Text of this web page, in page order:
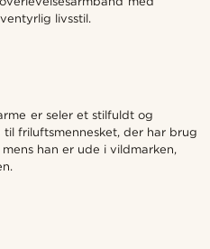
livsstil.
er seler et stilfuldt og
friluftsmennesket, der har brug
han er ude i vildmarken,